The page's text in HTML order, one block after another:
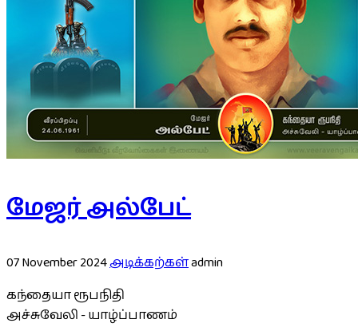
மேஜர் அல்பேட்
07 November 2024அடிக்கற்கள்admin
கந்தையா ரூபநிதி
அச்சுவேலி - யாழ்ப்பாணம்